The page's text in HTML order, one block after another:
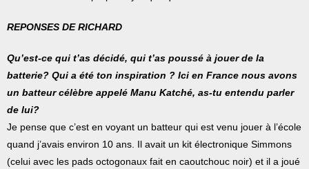
REPONSES DE RICHARD
Qu’est-ce qui t’as décidé, qui t’as poussé à jouer de la
batterie? Qui a été ton inspiration ? Ici en France nous avons
un batteur célèbre appelé Manu Katché, as-tu entendu parler
de lui?
Je pense que c’est en voyant un batteur qui est venu jouer à l’école
quand j’avais environ 10 ans. Il avait un kit électronique Simmons
(celui avec les pads octogonaux fait en caoutchouc noir) et il a joué